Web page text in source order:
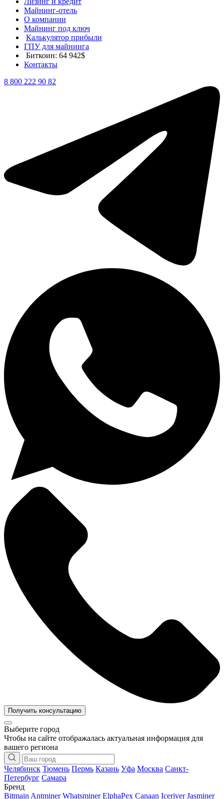
Майнинг-отель
О компании
Майнинг под ключ
Калькулятор прибыли
ГПУ для майнинга
Биткоин: 64 942$
Контакты
8 800 222 90 82
Получить консультацию
Выберите город
Чтобы на сайте отображалась актуальная информация для
вашего региона
Челябинск Тюмень Пермь Казань Уфа Москва Санкт-
Петербург Самара
Бренд
Bitmain Antminer Whatsminer ElphaPex Canaan Iceriver Jasminer